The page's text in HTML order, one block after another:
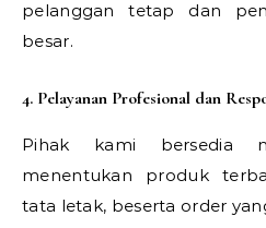
pelanggan tetap dan
besar.
4. Pelayanan Profesional dan
Pihak kami bersedia
menentukan produk
tata letak, beserta order